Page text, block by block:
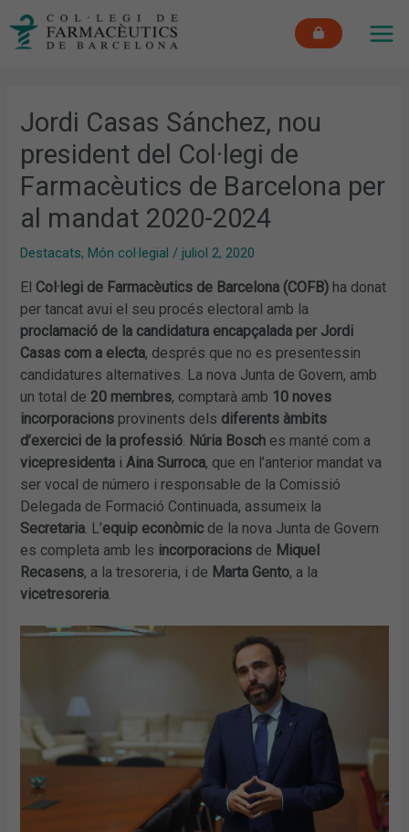
Jordi Casas Sánchez, nou
president del Col·legi de
Farmacèutics de Barcelona per
al mandat 2020-2024
Destacats, Món col·legial /juliol 2, 2020
El Col·legi de Farmacèutics de Barcelona (COFB) ha donat
per tancat avui el seu procés electoral amb la
proclamació de la candidatura encapçalada per Jordi
Casas com a electa, després que no es presentessin
candidatures alternatives. La nova Junta de Govern, amb
un total de 20 membres, comptarà amb 10 noves
incorporacions provinents dels diferents àmbits
d’exercici de la professió. Núria Bosch es manté com a
vicepresidenta iAina Surroca, que en l’anterior mandat va
ser vocal de número i responsable de la Comissió
Delegada de Formació Continuada, assumeix la
Secretaria. L’equip econòmic de la nova Junta de Govern
es completa amb les incorporacions de Miquel
Recasens, a la tresoreria, i de Marta Gento, a la
vicetresoreria.